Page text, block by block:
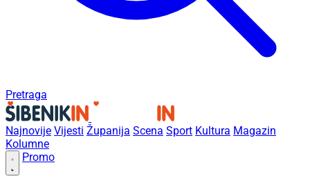
Pretraga
Najnovije Vijesti Županija Scena Sport Kultura Magazin
Kolumne
Promo